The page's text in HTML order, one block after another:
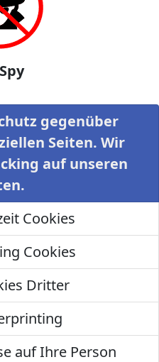
gegenüber
Seiten. Wir
auf unseren
Cookies
Cookies
Dritter
auf Ihre Person